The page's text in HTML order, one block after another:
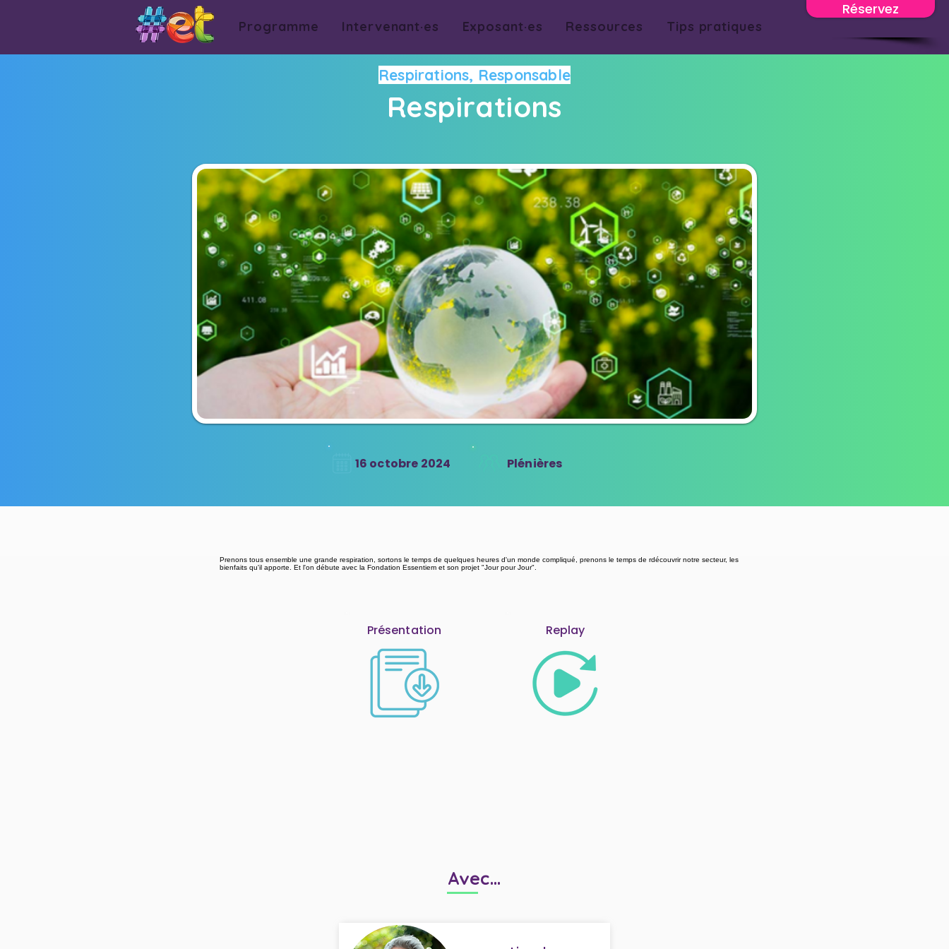
Réservez
Programme Intervenant·es Exposant·es Ressources Tips pratiques
Respirations, Responsable
Respirations
16 octobre 2024 Plénières
Prenons tous ensemble une grande respiration, sortons le temps de quelques heures d'un monde compliqué, prenons le temps de rdécouvrir notre secteur, les
bienfaits qu'il apporte. Et l'on débute avec la Fondation Essentiem et son projet "Jour pour Jour".
Présentation Replay
Avec...